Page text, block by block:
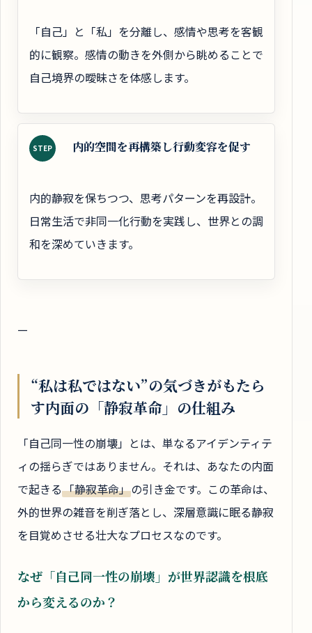
「自己」と「私」を分離し、感情や思考を客観
的に観察。感情の動きを外側から眺めることで
自己境界の曖昧さを体感します。
STEP 内的空間を再構築し行動変容を促す
内的静寂を保ちつつ、思考パターンを再設計。
日常生活で非同一化行動を実践し、世界との調
和を深めていきます。
—
“私は私ではない”の気づきがもたら
す内面の「静寂革命」の仕組み
「自己同一性の崩壊」とは、単なるアイデンティテ
ィの揺らぎではありません。それは、あなたの内面
で起きる「静寂革命」の引き金です。この革命は、
外的世界の雑音を削ぎ落とし、深層意識に眠る静寂
を目覚めさせる壮大なプロセスなのです。
なぜ「自己同一性の崩壊」が世界認識を根底
から変えるのか？